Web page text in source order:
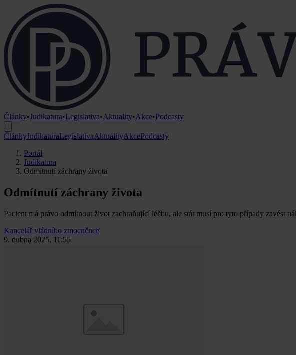
Články•Judikatura•Legislativa•Aktuality•Akce•Podcasty
ČlánkyJudikaturaLegislativaAktualityAkcePodcasty
Portál
Judikatura
Odmítnutí záchrany života
Odmítnutí záchrany života
Pacient má právo odmítnout život zachraňující léčbu, ale stát musí pro tyto případy zavést
Kancelář vládního zmocněnce
9. dubna 2025, 11:55